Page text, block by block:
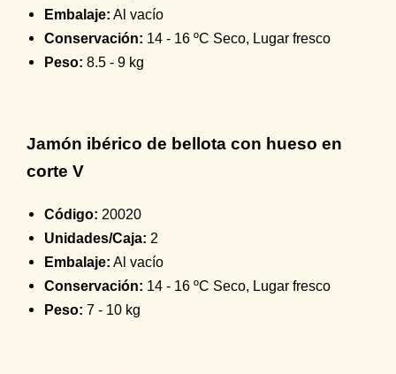
Embalaje: Al vacío
Conservación: 14 - 16 ºC Seco, Lugar fresco
Peso: 8.5 - 9 kg
Jamón ibérico de bellota con hueso en
corte V
Código: 20020
Unidades/Caja: 2
Embalaje: Al vacío
Conservación: 14 - 16 ºC Seco, Lugar fresco
Peso: 7 - 10 kg